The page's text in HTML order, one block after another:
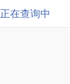
正在查询中